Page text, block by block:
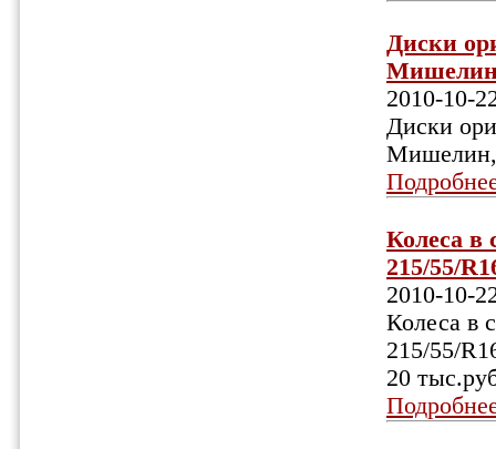
Диски
2010-10-
Диски
Мишелин,
Колеса в
215/55/
2010-10-
Колеса в
215/55/
20